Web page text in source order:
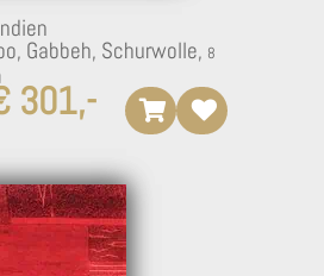
Gabbeh, Schurwolle,
301,-